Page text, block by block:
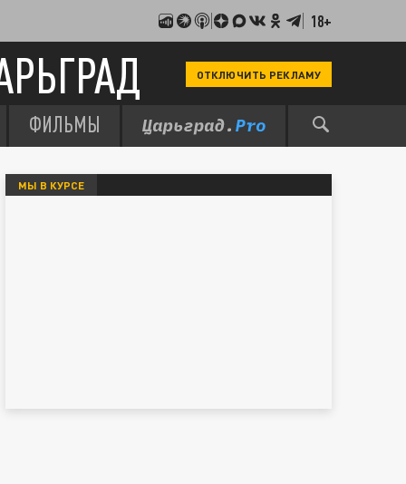
18+
ОТКЛЮЧИТЬ РЕКЛАМУ
ФИЛЬМЫ
МЫ В КУРСЕ